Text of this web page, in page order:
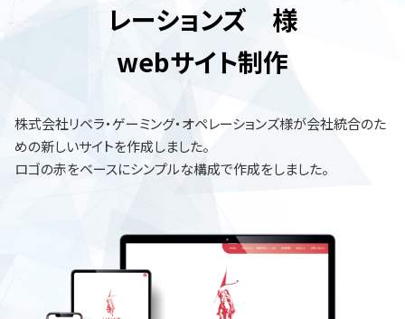
レーションズ 様
webサイト制作
株式会社リベラ・ゲーミング・オペレーションズ様が会社統合のた
めの新しいサイトを作成しました。
ロゴの赤をベースにシンプルな構成で作成をしました。